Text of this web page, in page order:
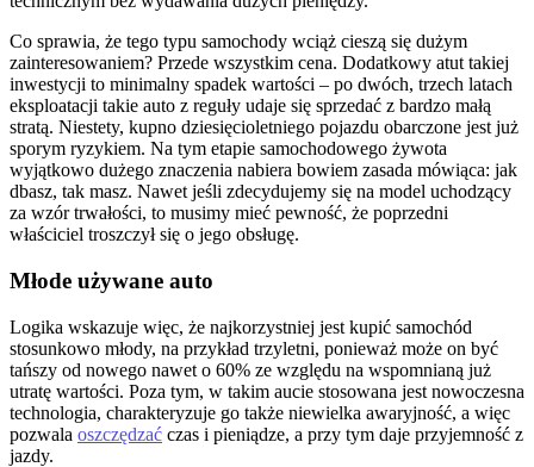
Co sprawia, że tego typu samochody wciąż cieszą się dużym
zainteresowaniem? Przede wszystkim cena. Dodatkowy atut takiej
inwestycji to minimalny spadek wartości – po dwóch, trzech latach
eksploatacji takie auto z reguły udaje się sprzedać z bardzo małą
stratą. Niestety, kupno dziesięcioletniego pojazdu obarczone jest już
sporym ryzykiem. Na tym etapie samochodowego żywota
wyjątkowo dużego znaczenia nabiera bowiem zasada mówiąca: jak
dbasz, tak masz. Nawet jeśli zdecydujemy się na model uchodzący
za wzór trwałości, to musimy mieć pewność, że poprzedni
właściciel troszczył się o jego obsługę.
Młode używane auto
Logika wskazuje więc, że najkorzystniej jest kupić samochód
stosunkowo młody, na przykład trzyletni, ponieważ może on być
tańszy od nowego nawet o 60% ze względu na wspomnianą już
utratę wartości. Poza tym, w takim aucie stosowana jest nowoczesna
technologia, charakteryzuje go także niewielka awaryjność, a więc
pozwala oszczędzać czas i pieniądze, a przy tym daje przyjemność z
jazdy.